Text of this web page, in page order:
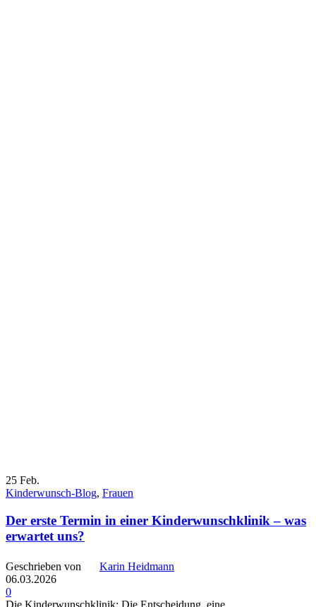
25 Feb.
Kinderwunsch-Blog, Frauen
Der erste Termin in einer Kinderwunschklinik – was
erwartet uns?
Geschrieben von
Karin Heidmann
06.03.2026
0
Die Kinderwunschklinik: Die Entscheidung, eine